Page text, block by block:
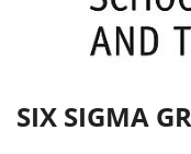
SIX SIGMA